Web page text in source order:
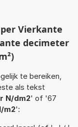
Vierkante
decimeter
te bereiken,
als tekst
N/dm2' of '67
m2':